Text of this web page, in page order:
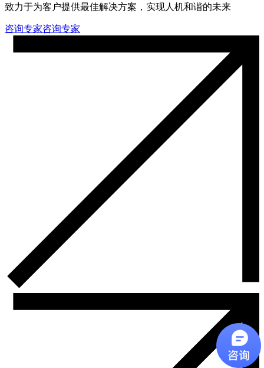
致力于为客户提供最佳解决方案，实现人机和谐的未来
咨询专家咨询专家